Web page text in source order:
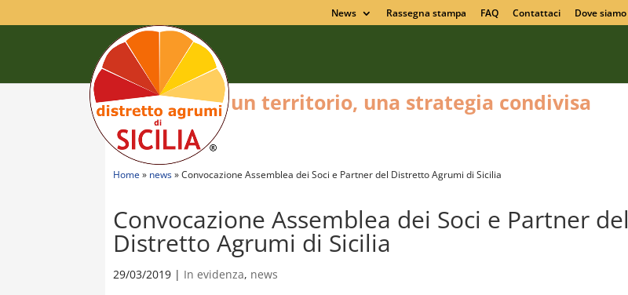
News Rassegna stampa FAQ Contattaci Dove siamo
Home » news»Convocazione Assemblea dei Soci e Partner del Distretto Agrumi di Sicilia
Convocazione Assemblea dei Soci e Partner del
Distretto Agrumi di Sicilia
29/03/2019 | In evidenza, news
un territorio, una strategia condivisa